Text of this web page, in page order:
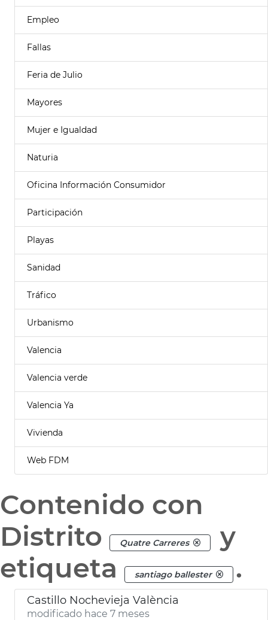
Empleo
Fallas
Feria de Julio
Mayores
Mujer e Igualdad
Naturia
Oficina Información Consumidor
Participación
Playas
Sanidad
Tráfico
Urbanismo
Valencia
Valencia verde
Valencia Ya
Vivienda
Web FDM
Contenido con
Distrito
Quatre Carreres
y
etiqueta
santiago ballester .
Castillo Nochevieja València
modificado hace 7 meses